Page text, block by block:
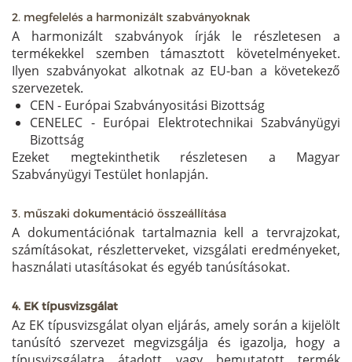
2. megfelelés a harmonizált szabványoknak
A harmonizált szabványok írják le részletesen a
termékekkel szemben támasztott követelményeket.
Ilyen szabványokat alkotnak az EU-ban a követekező
szervezetek.
CEN - Európai Szabványositási Bizottság
CENELEC - Európai Elektrotechnikai Szabványügyi
Bizottság
Ezeket megtekinthetik részletesen a Magyar
Szabványügyi Testület honlapján.
3. műszaki dokumentáció összeállítása
A dokumentációnak tartalmaznia kell a tervrajzokat,
számításokat, részletterveket, vizsgálati eredményeket,
használati utasításokat és egyéb tanúsításokat.
4. EK típusvizsgálat
Az EK típusvizsgálat olyan eljárás, amely során a kijelölt
tanúsító szervezet megvizsgálja és igazolja, hogy a